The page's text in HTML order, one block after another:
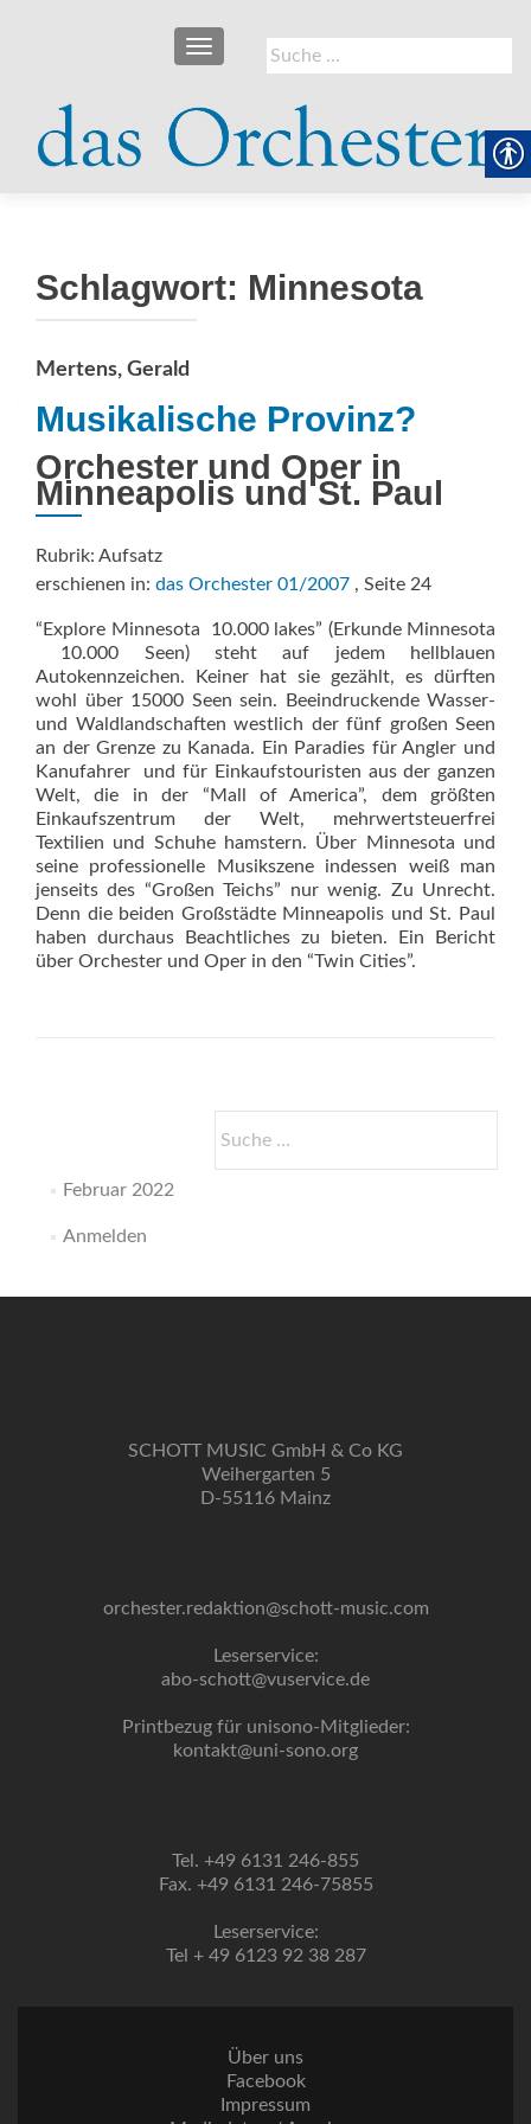
Suche
nach:
SCHALTE NAVIGATION
Schlagwort: Minnesota
Mertens, Gerald
Musikalische Provinz?
Orchester und Oper in
Minneapolis und St. Paul
Rubrik: Aufsatz
erschienen in: das Orchester 01/2007 , Seite 24
“Explore Minnesota  10.000 lakes” (Erkunde Minnesota
 10.000 Seen) steht auf jedem hellblauen
Autokennzeichen. Keiner hat sie gezählt, es dürften
wohl über 15000 Seen sein. Beeindruckende Wasser-
und Waldlandschaften westlich der fünf großen Seen
an der Grenze zu Kanada. Ein Paradies für Angler und
Kanufahrer  und für Einkaufstouristen aus der ganzen
Welt, die in der “Mall of America”, dem größten
Einkaufszentrum der Welt, mehrwertsteuerfrei
Textilien und Schuhe hamstern. Über Minnesota und
seine professionelle Musikszene indessen weiß man
jenseits des “Großen Teichs” nur wenig. Zu Unrecht.
Denn die beiden Großstädte Minneapolis und St. Paul
haben durchaus Beachtliches zu bieten. Ein Bericht
über Orchester und Oper in den “Twin Cities”.
nach:
Februar 2022
Anmelden
SCHOTT MUSIC GmbH & Co KG
Weihergarten 5
D-55116 Mainz
orchester.redaktion@schott-music.com
Leserservice:
abo-schott@vuservice.de
Printbezug für unisono-Mitglieder:
kontakt@uni-sono.org
Tel. +49 6131 246-855
Fax. +49 6131 246-75855
Leserservice:
Tel + 49 6123 92 38 287
Über uns
Facebook
Impressum